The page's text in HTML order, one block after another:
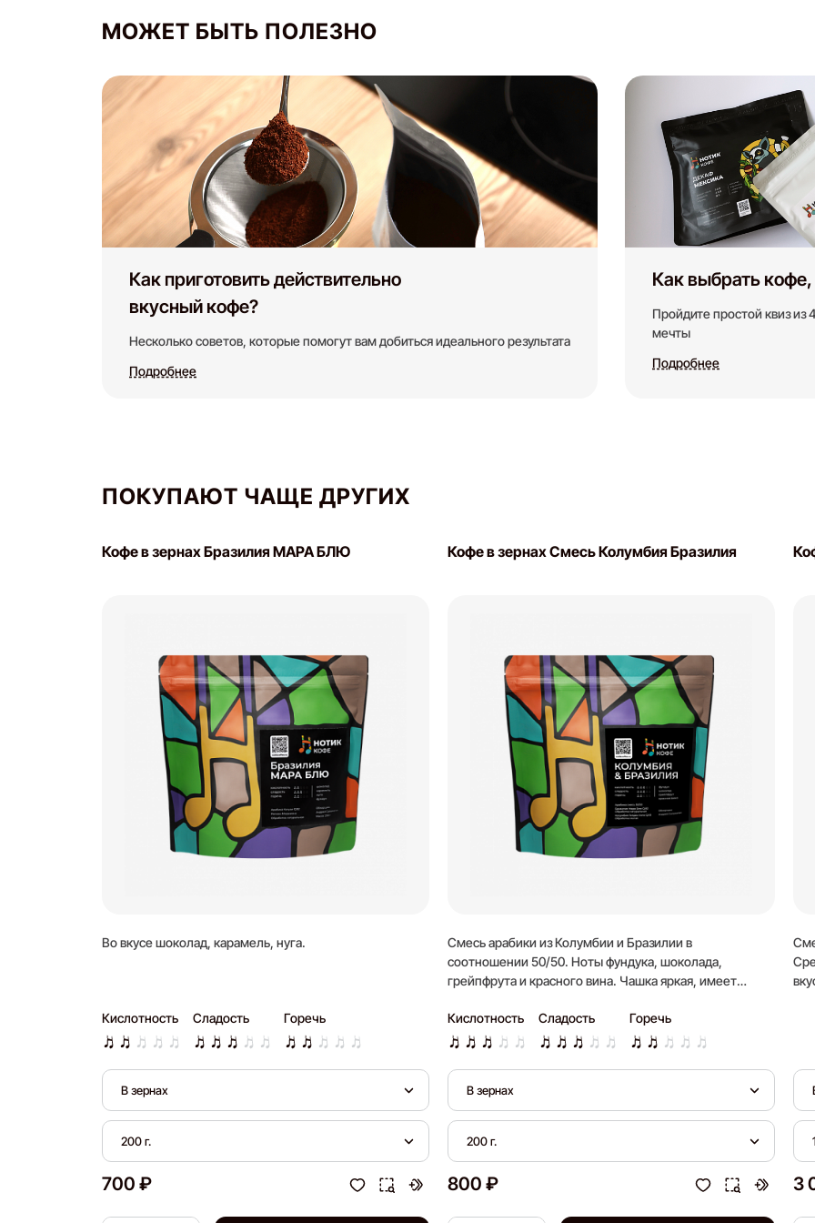
МОЖЕТ БЫТЬ ПОЛЕЗНО
Как приготовить действительно
вкусный кофе?
Несколько советов, которые помогут вам добиться идеального результата
Подробнее
Как выбрать
Пройдите простой квиз из
мечты
Подробнее
ПОКУПАЮТ ЧАЩЕ ДРУГИХ
Кофе в зернах Бразилия МАРА БЛЮ
Во вкусе шоколад, карамель, нуга.
Кислотность Сладость Горечь
В зернах
200 г.
700 ₽
Кофе в зернах Смесь Колумбия Бразилия
Смесь арабики из Колумбии и Бразилии в
соотношении 50/50. Ноты фундука, шоколада,
грейпфрута и красного вина. Чашка яркая, имеет
Кислотность
Сладость Горечь
В зернах
200 г.
800 ₽ 3